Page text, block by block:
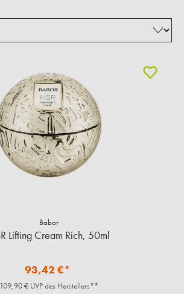
Babor
HSR Lifting Cream Rich, 50ml
93,42 €*
109,90 € UVP des Herstellers**